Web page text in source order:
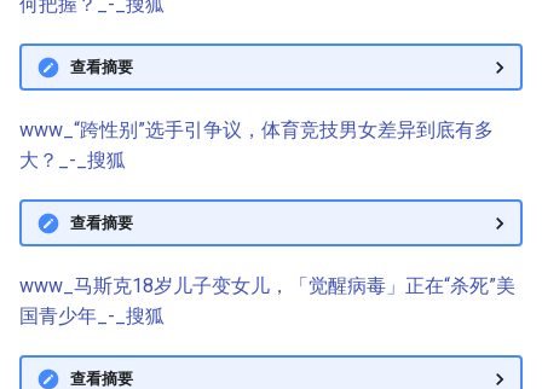
查看摘要
www_“跨性别”选手引争议，体育竞技男女差异到底有多
大？_-_搜狐
查看摘要
www_马斯克18岁儿子变女儿，「觉醒病毒」正在“杀死”美
国青少年_-_搜狐
查看摘要